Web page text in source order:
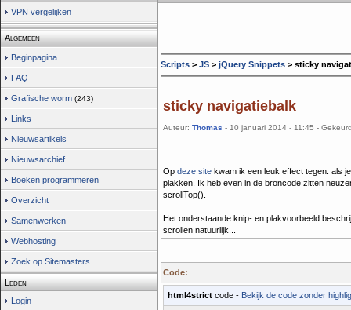
VPN vergelijken
Algemeen
Beginpagina
FAQ
Grafische worm (243)
Links
Nieuwsartikels
Nieuwsarchief
Boeken programmeren
Overzicht
Samenwerken
Webhosting
Zoek op Sitemasters
Leden
Login
Scripts > JS > jQuery Snippets > sticky
sticky navigatiebalk
Auteur: Thomas - 10 januari 2014 - 11:45 -
Op deze site kwam ik een leuk effect tegen: als
plakken. Ik heb even in de broncode zitten
scrollTop().
Het onderstaande knip- en plakvoorbeeld
scrollen natuurlijk...
Code:
html4strict code - Bekijk de code zonder